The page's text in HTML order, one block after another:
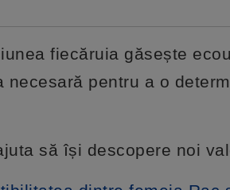
fiecăruia găsește
necesară pentru a o
să își descopere noi